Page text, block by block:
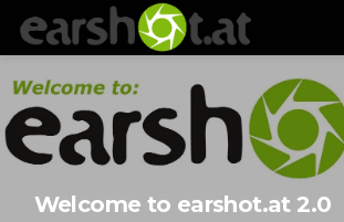
Welcome to earshot.at 2.0